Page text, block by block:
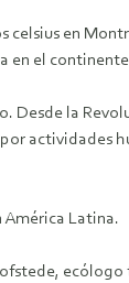
celsius en
en el
Desde la
actividades
América Latina.